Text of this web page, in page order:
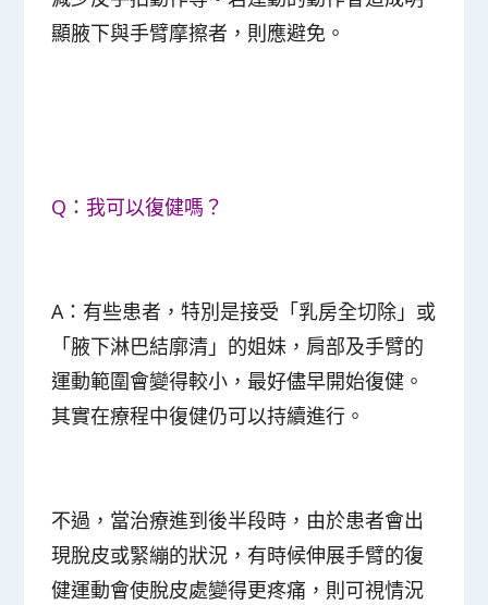
顯腋下與手臂摩擦者，則應避免。
Q：我可以復健嗎？
A：有些患者，特別是接受「乳房全切除」或
「腋下淋巴結廓清」的姐妹，肩部及手臂的
運動範圍會變得較小，最好儘早開始復健。
其實在療程中復健仍可以持續進行。
不過，當治療進到後半段時，由於患者會出
現脫皮或緊繃的狀況，有時候伸展手臂的復
健運動會使脫皮處變得更疼痛，則可視情況